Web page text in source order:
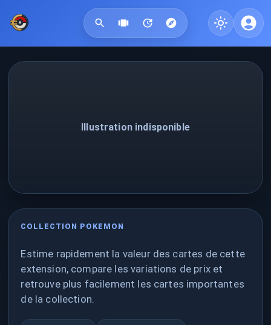
Illustration indisponible
COLLECTION POKEMON
Estime rapidement la valeur des cartes de cette
extension, compare les variations de prix et
retrouve plus facilement les cartes importantes
de la collection.